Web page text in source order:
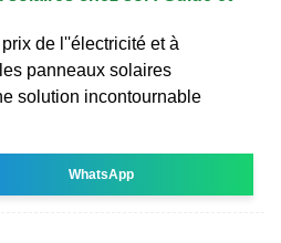
de l''électricité et à
panneaux solaires
solution incontournable
WhatsApp